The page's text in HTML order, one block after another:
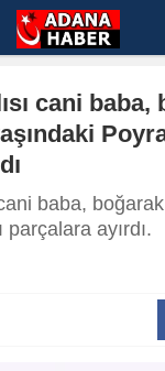
cani baba,
baba,
parçalara ayırdı.